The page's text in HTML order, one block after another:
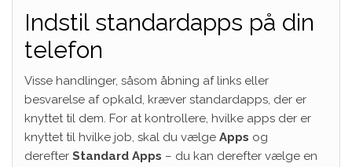
Indstil standardapps på din
telefon
Visse handlinger, såsom åbning af links eller
besvarelse af opkald, kræver standardapps, der er
knyttet til dem. For at kontrollere, hvilke apps der er
knyttet til hvilke job, skal du vælge Apps og
derefter Standard Apps – du kan derefter vælge en